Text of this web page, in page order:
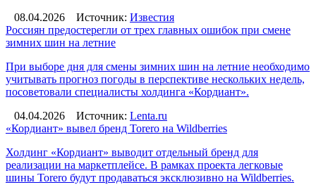
08.04.2026
Источник: Известия
Россиян предостерегли от трех главных ошибок при смене
зимних шин на летние
При выборе дня для смены зимних шин на летние необходимо
учитывать прогноз погоды в перспективе нескольких недель,
посоветовали специалисты холдинга «Кордиант».
04.04.2026
Источник: Lenta.ru
«Кордиант» вывел бренд Torero на Wildberries
Холдинг «Кордиант» выводит отдельный бренд для
реализации на маркетплейсе. В рамках проекта легковые
шины Torero будут продаваться эксклюзивно на Wildberries.